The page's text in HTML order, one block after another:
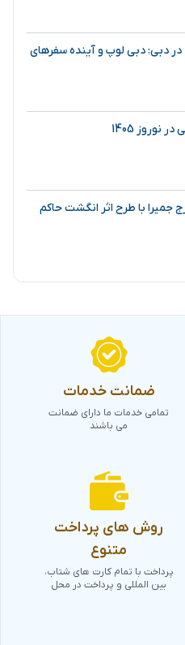
در دبی: دبی لوپ و آینده سفرهای
1405
جمیرا با طرح اثر انگشت حاکم
ضمانت خدمات
تمامی خدمات ما دارای ضمانت
می باشند
روش های پرداخت
متنوع
پرداخت با تمام کارت های شتاب،
بین المللی و پرداخت در محل